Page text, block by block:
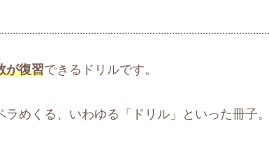
が復習できるドリルです。
めくる、いわゆる「ドリル」といった冊子。